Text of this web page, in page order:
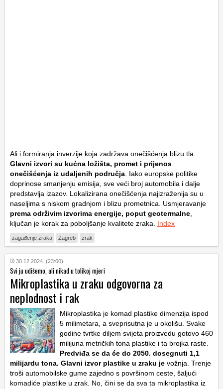
Ali i formiranja inverzije koja zadržava onečišćenja blizu tla.
Glavni izvori su kućna ložišta, promet i prijenos
onečišćenja iz udaljenih područja. Iako europske politike
doprinose smanjenju emisija, sve veći broj automobila i dalje
predstavlja izazov. Lokalizirana onečišćenja najizraženija su u
naseljima s niskom gradnjom i blizu prometnica. Usmjeravanje
prema održivim izvorima energije, poput geotermalne,
ključan je korak za poboljšanje kvalitete zraka. Index
zagađenje zraka Zagreb zrak
30.12.2024. (23:00)
Svi ju udišemo, ali nikad u tolikoj mjeri
Mikroplastika u zraku odgovorna za
neplodnost i rak
Mikroplastika je komad plastike dimenzija ispod
5 milimetara, a sveprisutna je u okolišu. Svake
godine tvrtke diljem svijeta proizvedu gotovo 460
milijuna metričkih tona plastike i ta brojka raste.
Predviđa se da će do 2050. dosegnuti 1,1
milijardu tona. Glavni izvor plastike u zraku je vožnja. Trenje
troši automobilske gume zajedno s površinom ceste, šaljući
komadiće plastike u zrak. No, čini se da sva ta mikroplastika iz